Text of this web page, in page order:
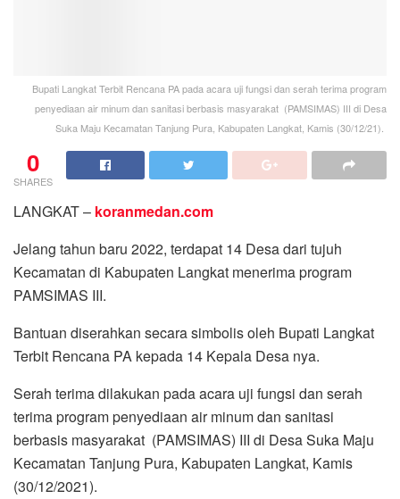
Bupati Langkat Terbit Rencana PA pada acara uji fungsi dan serah terima program
penyediaan air minum dan sanitasi berbasis masyarakat (PAMSIMAS) III di Desa
Suka Maju Kecamatan Tanjung Pura, Kabupaten Langkat, Kamis (30/12/21).
0
SHARES
LANGKAT – koranmedan.com
Jelang tahun baru 2022, terdapat 14 Desa dari tujuh
Kecamatan di Kabupaten Langkat menerima program
PAMSIMAS III.
Bantuan diserahkan secara simbolis oleh Bupati Langkat
Terbit Rencana PA kepada 14 Kepala Desa nya.
Serah terima dilakukan pada acara uji fungsi dan serah
terima program penyediaan air minum dan sanitasi
berbasis masyarakat (PAMSIMAS) III di Desa Suka Maju
Kecamatan Tanjung Pura, Kabupaten Langkat, Kamis
(30/12/2021).